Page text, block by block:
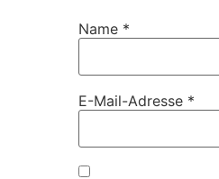
Name *
E-Mail-Adresse *